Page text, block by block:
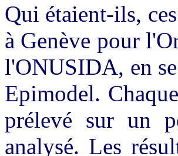
Qui étaient-ils,
à Genève pour
l'ONUSIDA, en
Epimodel.
prélevé sur un
analysé. Les